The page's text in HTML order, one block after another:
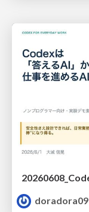
doradora09